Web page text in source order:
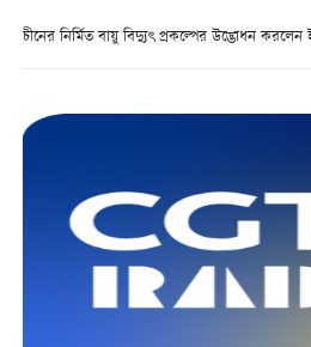
চীনের নির্মিত বায়ু বিদ্যুৎ প্রকল্পের উদ্ভোধন করলেন